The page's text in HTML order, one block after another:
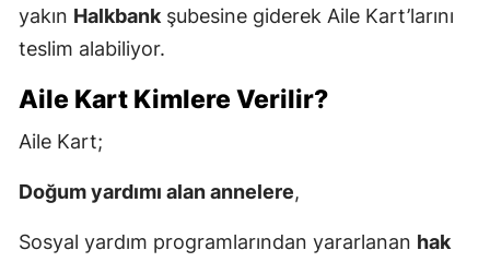
yakın Halkbank şubesine giderek Aile Kart’larını
teslim alabiliyor.
Aile Kart Kimlere Verilir?
Aile Kart;
Doğum yardımı alan annelere,
Sosyal yardım programlarından yararlanan hak